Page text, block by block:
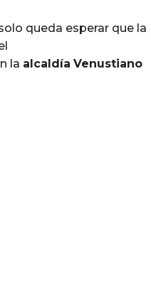
queda esperar que la
la alcaldía Venustiano